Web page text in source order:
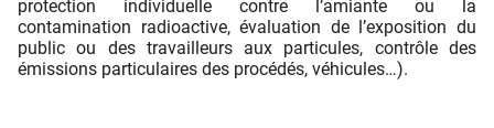
protection individuelle contre l’amiante ou la
contamination radioactive, évaluation de l’exposition du
public ou des travailleurs aux particules, contrôle des
émissions particulaires des procédés, véhicules…).